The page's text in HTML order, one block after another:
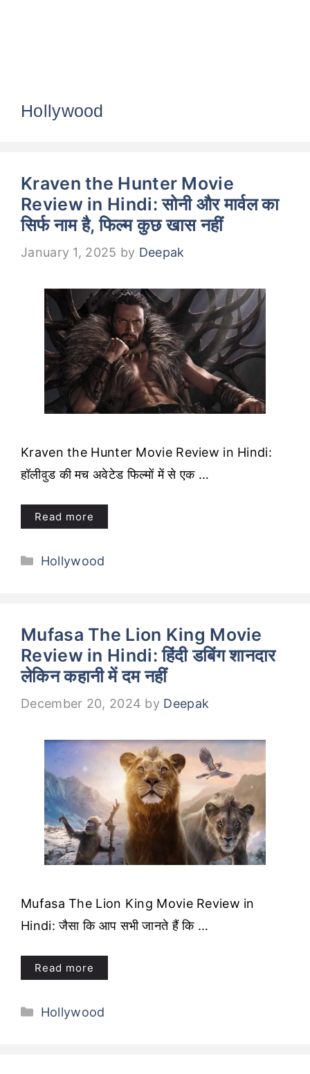
Hollywood
Kraven the Hunter Movie
Review in Hindi: सोनी और मार्वल का
सिर्फ नाम है, फिल्म कुछ खास नहीं
January 1, 2025 by Deepak
Kraven the Hunter Movie Review in Hindi:
हॉलीवुड की मच अवेटेड फिल्मों में से एक …
Read more
Categories
Hollywood
Mufasa The Lion King Movie
Review in Hindi: हिंदी डबिंग शानदार
लेकिन कहानी में दम नहीं
December 20, 2024 by Deepak
Mufasa The Lion King Movie Review in
Hindi: जैसा कि आप सभी जानते हैं कि …
Read more
Categories
Hollywood